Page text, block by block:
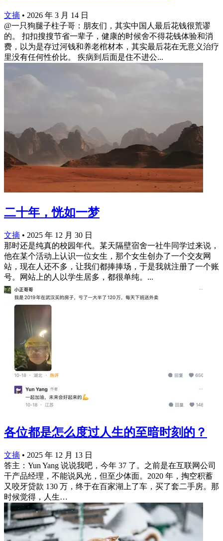
文摘 • 2026 年 3 月 14 日
@一只狗腿子柱子哥：朋友们，其实中国人最后花钱很荒谬
的。 扣扣搜搜节省一辈子，健康的时候舍不得花钱体验和消
费，以为是存过河钱和养老棺材本，其实最后花在无意义治疗
里没有任何性价比。 疾病到后面是住不进公...
二十年，恍如一梦
文摘 • 2025 年 12 月 30 日
那时还是纯真的校园年代。某天隔壁宿舍一社牛同学过来说，
他在某个活动上认识一位女生，那个女生创办了一个交友网
站，现在人还不多，让我们都捧捧场，于是我就注册了一个账
号。网站上的人以学生居多，都很单纯。...
各位都是怎么度过人生的至暗时刻的？
文摘 • 2025 年 12 月 13 日
答主：Yun Yang 说说我吧，今年 37 了。之前是在互联网公司
干产品经理，不能说风光，但至少体面。2020 年，掏空积蓄
又咬牙贷款 130 万，终于在百家湖上了车，买了套二手房。那
时候觉得，人生…